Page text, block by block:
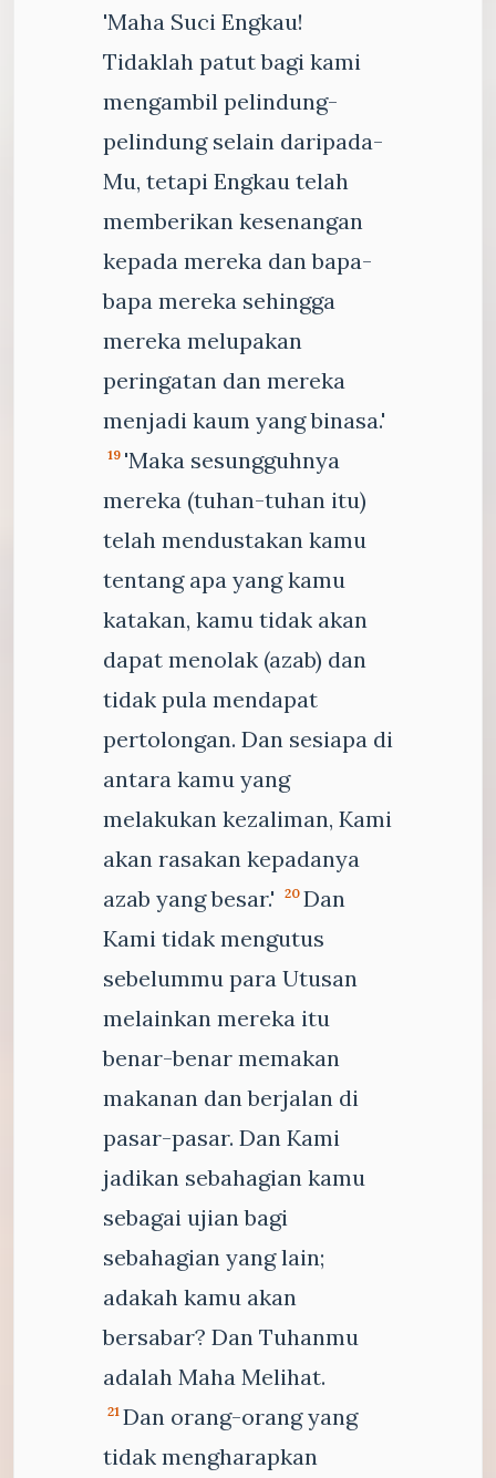
'Maha Suci Engkau!
Tidaklah patut bagi kami
mengambil pelindung-
pelindung selain daripada-
Mu, tetapi Engkau telah
memberikan kesenangan
kepada mereka dan bapa-
bapa mereka sehingga
mereka melupakan
peringatan dan mereka
menjadi kaum yang binasa.'
19 'Maka sesungguhnya
mereka (tuhan-tuhan itu)
telah mendustakan kamu
tentang apa yang kamu
katakan, kamu tidak akan
dapat menolak (azab) dan
tidak pula mendapat
pertolongan. Dan sesiapa di
antara kamu yang
melakukan kezaliman, Kami
akan rasakan kepadanya
azab yang besar.'
20 Dan
Kami tidak mengutus
sebelummu para Utusan
melainkan mereka itu
benar-benar memakan
makanan dan berjalan di
pasar-pasar. Dan Kami
jadikan sebahagian kamu
sebagai ujian bagi
sebahagian yang lain;
adakah kamu akan
bersabar? Dan Tuhanmu
adalah Maha Melihat.
21 Dan orang-orang yang
tidak mengharapkan